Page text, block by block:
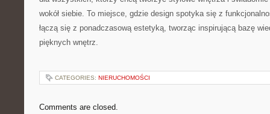
wokół siebie. To miejsce, gdzie design spotyka się z
łączą się z ponadczasową estetyką, tworząc inspirującą bazę
pięknych wnętrz.
CATEGORIES: NIERUCHOMOŚCI
Comments are closed.